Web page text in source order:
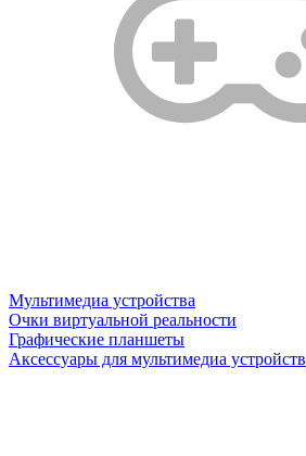
Мультимедиа устройства
Очки виртуальной реальности
Графические планшеты
Аксессуары для мультимедиа устройств